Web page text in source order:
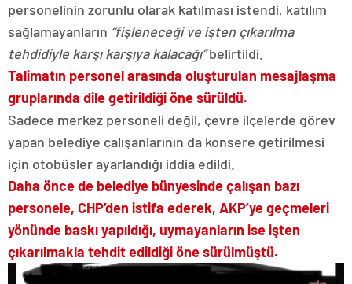
personelinin zorunlu olarak katılması istendi, katılım
sağlamayanların “fişleneceği ve işten çıkarılma
tehdidiyle karşı karşıya kalacağı”belirtildi.
Talimatın personel arasında oluşturulan mesajlaşma
gruplarında dile getirildiği öne sürüldü.
Sadece merkez personeli değil, çevre ilçelerde görev
yapan belediye çalışanlarının da konsere getirilmesi
için otobüsler ayarlandığı iddia edildi.
Daha önce de belediye bünyesinde çalışan bazı
personele, CHP’den istifa ederek, AKP’ye geçmeleri
yönünde baskı yapıldığı, uymayanların ise işten
çıkarılmakla tehdit edildiği öne sürülmüştü.